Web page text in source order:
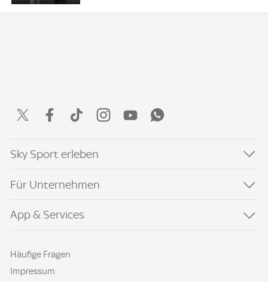
Sky Sport erleben
Für Unternehmen
App & Services
Häufige Fragen
Impressum